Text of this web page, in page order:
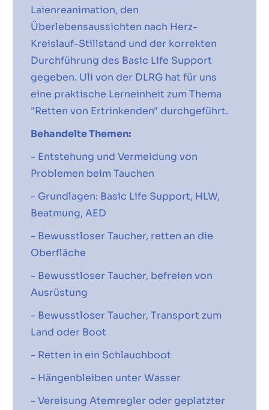
Laienreanimation, den
Überlebensaussichten nach Herz-
Kreislauf-Stillstand und der korrekten
Durchführung des Basic Life Support
gegeben. Uli von der DLRG hat für uns
eine praktische Lerneinheit zum Thema
"Retten von Ertrinkenden" durchgeführt.
Behandelte Themen:
- Entstehung und Vermeidung von
Problemen beim Tauchen
- Grundlagen: Basic Life Support, HLW,
Beatmung, AED
- Bewusstloser Taucher, retten an die
Oberfläche
- Bewusstloser Taucher, befreien von
Ausrüstung
- Bewusstloser Taucher, Transport zum
Land oder Boot
- Retten in ein Schlauchboot
- Hängenbleiben unter Wasser
- Vereisung Atemregler oder geplatzter